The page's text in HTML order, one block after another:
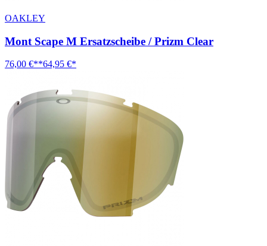
OAKLEY
Mont Scape M Ersatzscheibe / Prizm Clear
76,00 €**64,95 €*